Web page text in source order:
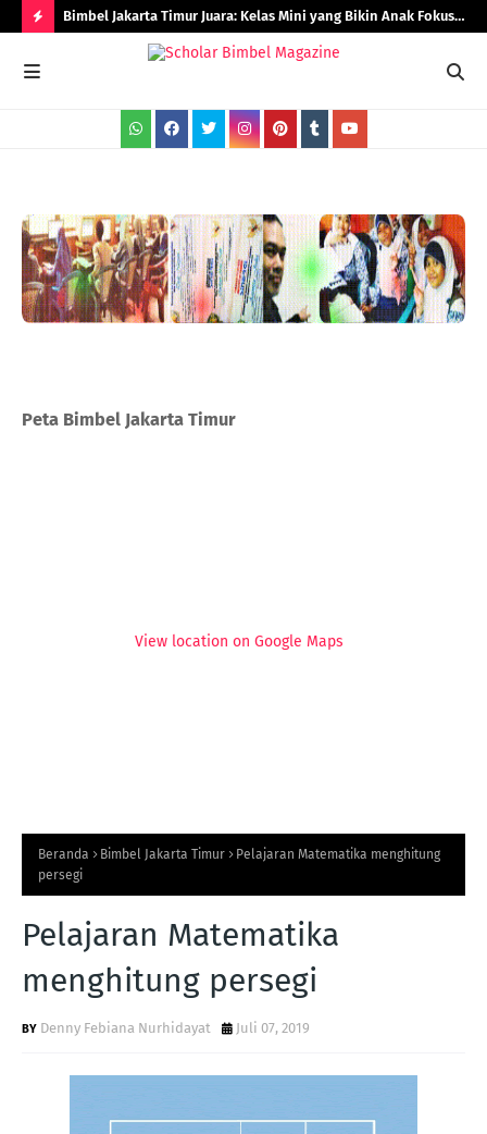
O
S
T
S
Bimbel Jakarta Timur Juara: Kelas Mini yang Bikin Anak Fokus
dan Berprestasi
Peta Bimbel Jakarta Timur
View location on Google Maps
Beranda Bimbel Jakarta Timur
Pelajaran Matematika menghitung
persegi
Pelajaran Matematika
menghitung persegi
Denny Febiana Nurhidayat Juli 07, 2019